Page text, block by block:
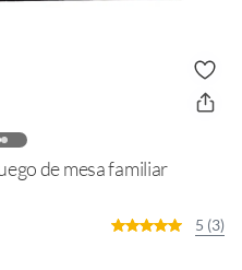
de mesa familiar
5 (3)